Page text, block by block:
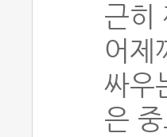
근히
어제
싸우
은